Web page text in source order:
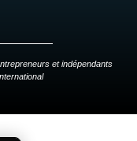
et indépendants